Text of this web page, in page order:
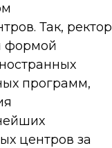
Так, ректор
формой
программ,
центров за